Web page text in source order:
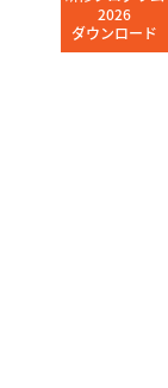
2026
ダウンロード